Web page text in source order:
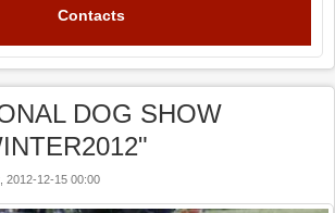
Contacts
DOG SHOW
2012-12-15 00:00